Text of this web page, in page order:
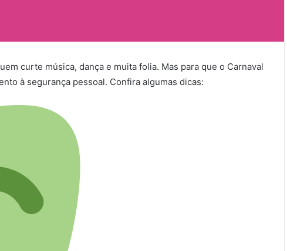
curte música, dança e muita folia. Mas para que o Carnaval
à segurança pessoal. Confira algumas dicas: